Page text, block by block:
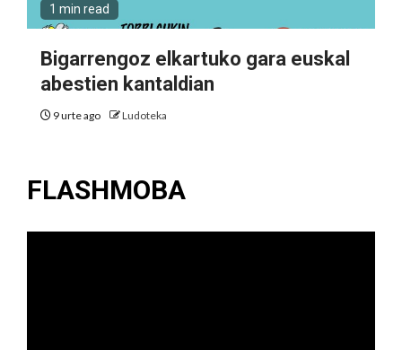
1 min read
Bigarrengoz elkartuko gara euskal
abestien kantaldian
9 urte ago Ludoteka
FLASHMOBA